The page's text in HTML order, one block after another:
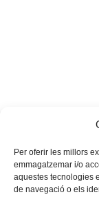
Per oferir les millors
emmagatzemar i/o
aquestes tecnologies
de navegació o els